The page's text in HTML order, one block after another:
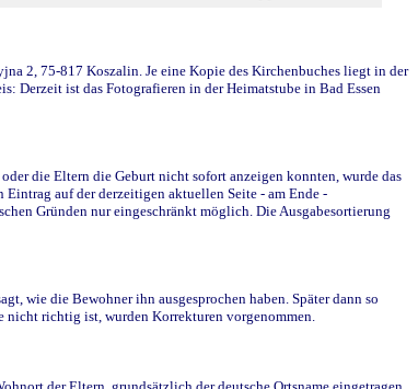
2, 75-817 Koszalin. Je eine Kopie des Kirchenbuches liegt in der
Derzeit ist das Fotografieren in der Heimatstube in Bad Essen
die Eltern die Geburt nicht sofort anzeigen konnten, wurde das
auf der derzeitigen aktuellen Seite - am Ende -
Gründen nur eingeschränkt möglich. Die Ausgabesortierung
wie die Bewohner ihn ausgesprochen haben. Später dann so
nicht richtig ist, wurden Korrekturen vorgenommen.